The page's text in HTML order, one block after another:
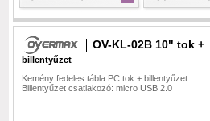
OV-KL-02B 10" tok +
billentyűzet
Kemény fedeles tábla PC tok + billentyűzet
Billentyűzet csatlakozó: micro USB 2.0